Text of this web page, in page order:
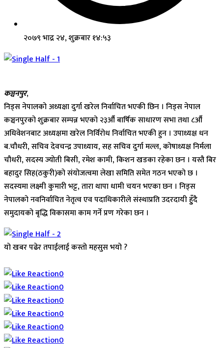
२०७९ भाद्र २४, शुक्रबार १४:५३
कञ्चनपुर,
निड्स नेपालको अध्यक्षा दुर्गा खरेल निर्वाचित भएकी छिन । निड्स नेपाल
कञ्चनपुरको शुक्रबार सम्पन्न भएको २३औँ बार्षिक साधारण सभा तथा ८औँ
अधिवेशनबाट अध्यक्षमा खरेल निर्विरोध निर्वाचित भएकी हुन । उपाध्यक्ष धन
ब.चौधरी, सचिव देवचन्द्र उपाध्याय, सह सचिव दुर्गा मल्ल, कोषाध्यक्ष निर्मला
चौधरी, सदस्य ज्योती बिसी, रमेश कामी, किशन खडका रहेका छन । यस्तै बिर
बहादुर सिह(ठकुरी)को संयोजत्वमा लेखा समिति समेत गठन भएको छ ।
सदस्यमा लक्ष्मी कुमारी भट्ट, तारा थापा धामी चयन भएका छन । निड्स
नेपालको नवनिर्वाचित नेतृत्व एव पदाधिकारीले संस्थाप्रति उदरदायी हुुँदै
समुदायको बृद्धि विकासमा काम गर्ने प्रण गरेका छन ।
यो खबर पढेर तपाईलाई कस्तो महसुस भयो ?
0
0
0
0
0
0